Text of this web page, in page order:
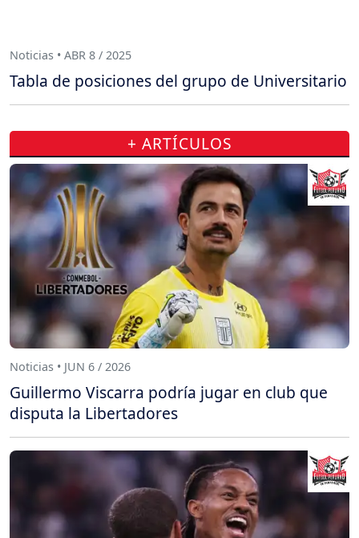
Noticias • ABR 8 / 2025
Tabla de posiciones del grupo de Universitario
+ ARTÍCULOS
Noticias • JUN 6 / 2026
Guillermo Viscarra podría jugar en club que
disputa la Libertadores